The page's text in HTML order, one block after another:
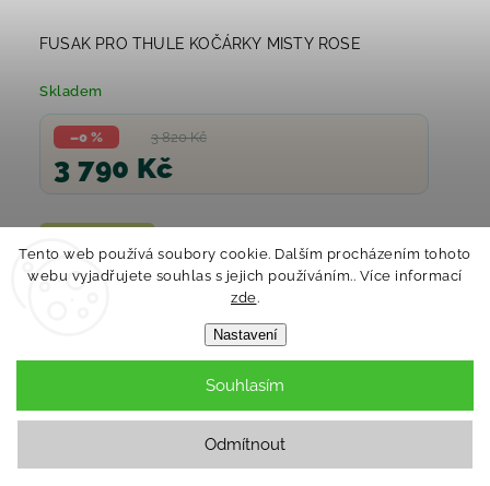
Tento web používá soubory cookie. Dalším procházením tohoto
webu vyjadřujete souhlas s jejich používáním.. Více informací
zde.
Nastavení
Odmítnout
Souhlasím
FUSAK PRO THULE KOČÁRKY MISTY ROSE
Skladem
3 820 Kč
–0 %
3 790 Kč